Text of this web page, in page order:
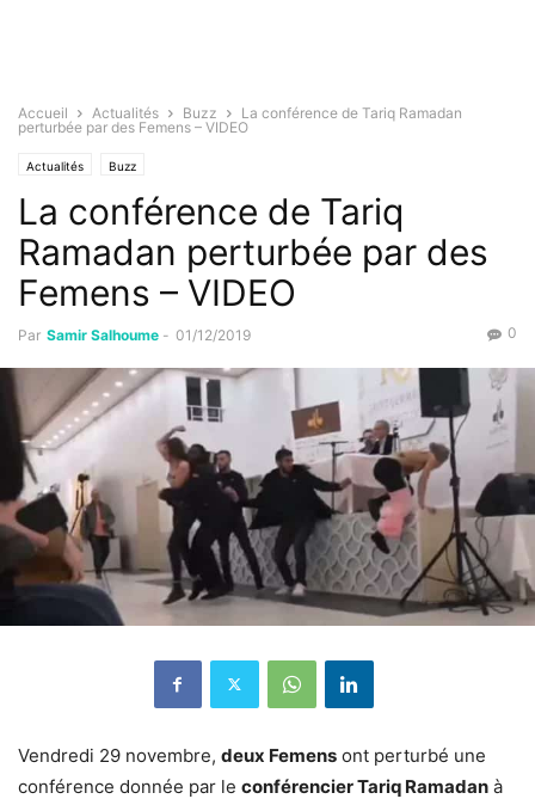
Accueil Actualités Buzz
La conférence de Tariq Ramadan
perturbée par des Femens – VIDEO
Actualités Buzz
La conférence de Tariq
Ramadan perturbée par des
Femens – VIDEO
Par Samir Salhoume - 01/12/2019 0
Vendredi 29 novembre, deux Femens ont perturbé une
conférence donnée par le conférencier Tariq Ramadan à